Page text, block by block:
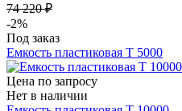
74 220 ₽
-2%
Под заказ
Емкость пластиковая Т 5000
Цена по запросу
Нет в наличии